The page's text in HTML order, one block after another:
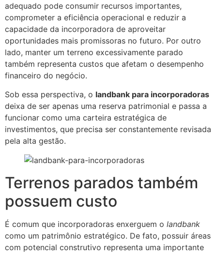
adequado pode consumir recursos importantes,
comprometer a eficiência operacional e reduzir a
capacidade da incorporadora de aproveitar
oportunidades mais promissoras no futuro. Por outro
lado, manter um terreno excessivamente parado
também representa custos que afetam o desempenho
financeiro do negócio.
Sob essa perspectiva, o landbank para incorporadoras
deixa de ser apenas uma reserva patrimonial e passa a
funcionar como uma carteira estratégica de
investimentos, que precisa ser constantemente revisada
pela alta gestão.
Terrenos parados também
possuem custo
É comum que incorporadoras enxerguem o landbank
como um patrimônio estratégico. De fato, possuir áreas
com potencial construtivo representa uma importante